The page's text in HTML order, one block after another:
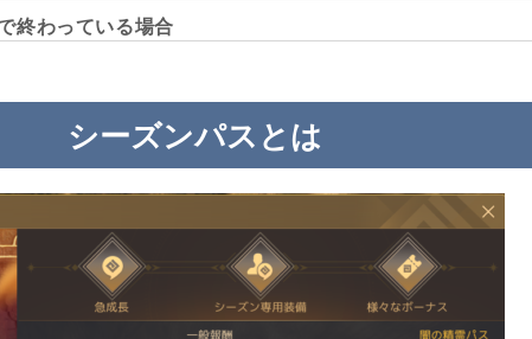
終わっている場合
シーズンパスとは